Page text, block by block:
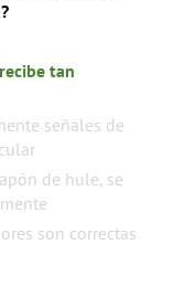
recibe tan
señales de
de hule, se
son correctas